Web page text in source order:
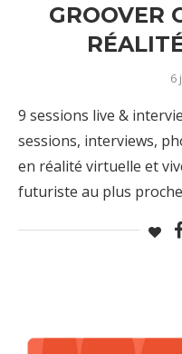
GROOVER
6
9 sessions live &
sessions, interviews,
en réalité virtuelle et
futuriste au plus